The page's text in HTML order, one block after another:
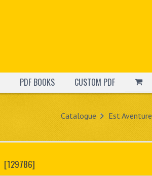
PDF BOOKS CUSTOM PDF
Catalogue Est Aventure
[129786]